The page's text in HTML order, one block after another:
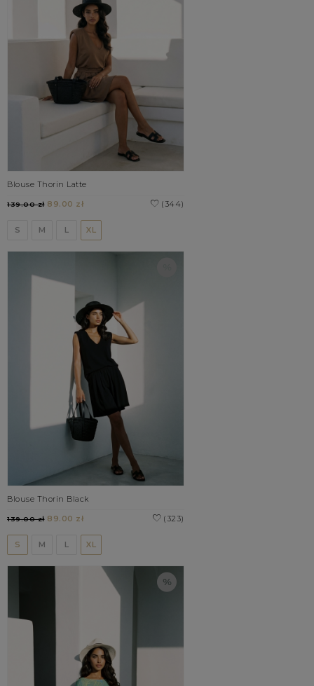
Blouse Thorin Latte
(344)
139.00 zł89.00 zł
S M L XL
Blouse Thorin Black
(323)
139.00 zł89.00 zł
S M L XL